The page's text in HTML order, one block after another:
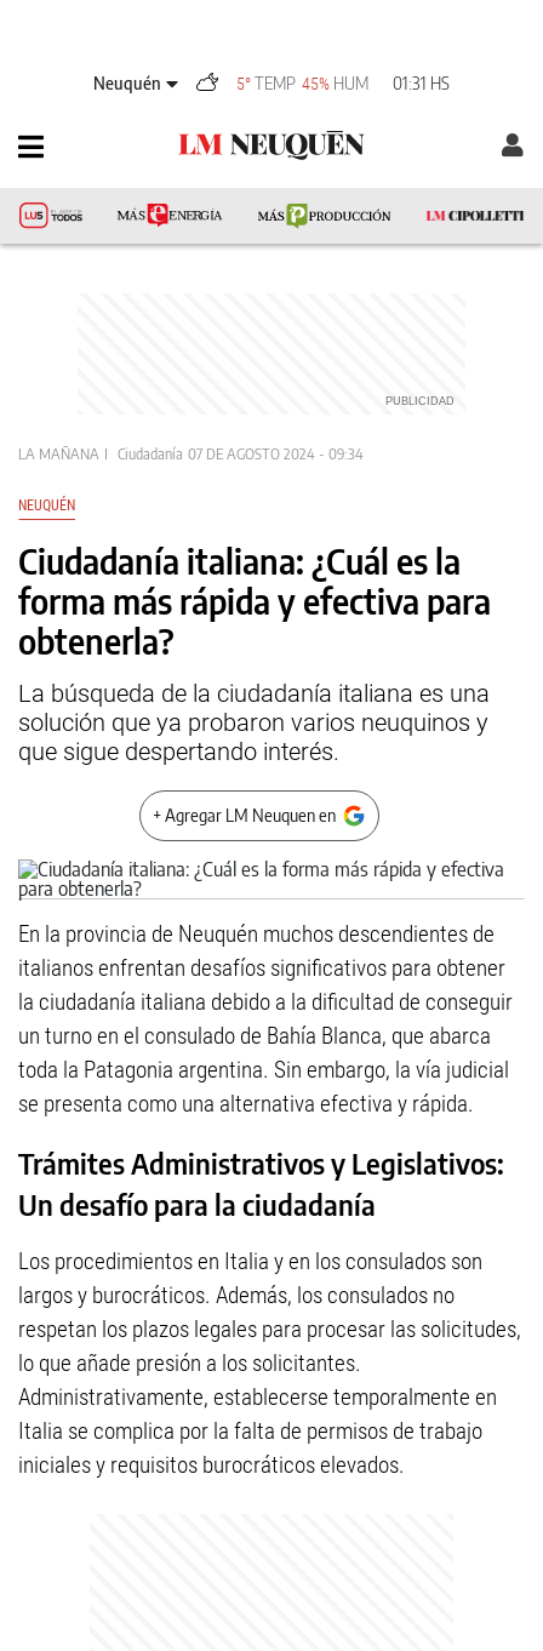
Neuquén 5° TEMP 45% HUM 01:31 HS
LA MAÑANA Ciudadanía 07 DE AGOSTO 2024 - 09:34
NEUQUÉN
Ciudadanía italiana: ¿Cuál es la
forma más rápida y efectiva para
obtenerla?
La búsqueda de la ciudadanía italiana es una
solución que ya probaron varios neuquinos y
que sigue despertando interés.
+ Agregar LM Neuquen en
En la provincia de Neuquén muchos descendientes de
italianos enfrentan desafíos significativos para obtener
la ciudadanía italiana debido a la dificultad de conseguir
un turno en el consulado de Bahía Blanca, que abarca
toda la Patagonia argentina. Sin embargo, la vía judicial
se presenta como una alternativa efectiva y rápida.
Trámites Administrativos y Legislativos:
Un desafío para la ciudadanía
Los procedimientos en Italia y en los consulados son
largos y burocráticos. Además, los consulados no
respetan los plazos legales para procesar las solicitudes,
lo que añade presión a los solicitantes.
Administrativamente, establecerse temporalmente en
Italia se complica por la falta de permisos de trabajo
iniciales y requisitos burocráticos elevados.